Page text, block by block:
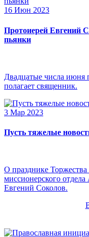
16 Июн 2023
Протоиерей Евгений
пьянки
Двадцатые числа июня
полагает священник.
3 Мар 2023
Пусть тяжелые
О празднике Торжества
миссионерского
Евгений Соколов.